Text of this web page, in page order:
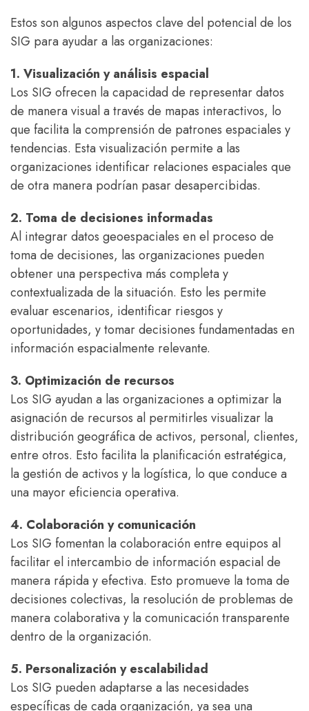
Estos son algunos aspectos clave del potencial de los
SIG para ayudar a las organizaciones:
1. Visualización y análisis espacial
Los SIG ofrecen la capacidad de representar datos
de manera visual a través de mapas interactivos, lo
que facilita la comprensión de patrones espaciales y
tendencias. Esta visualización permite a las
organizaciones identificar relaciones espaciales que
de otra manera podrían pasar desapercibidas.
2. Toma de decisiones informadas
Al integrar datos geoespaciales en el proceso de
toma de decisiones, las organizaciones pueden
obtener una perspectiva más completa y
contextualizada de la situación. Esto les permite
evaluar escenarios, identificar riesgos y
oportunidades, y tomar decisiones fundamentadas en
información espacialmente relevante.
3. Optimización de recursos
Los SIG ayudan a las organizaciones a optimizar la
asignación de recursos al permitirles visualizar la
distribución geográfica de activos, personal, clientes,
entre otros. Esto facilita la planificación estratégica,
la gestión de activos y la logística, lo que conduce a
una mayor eficiencia operativa.
4. Colaboración y comunicación
Los SIG fomentan la colaboración entre equipos al
facilitar el intercambio de información espacial de
manera rápida y efectiva. Esto promueve la toma de
decisiones colectivas, la resolución de problemas de
manera colaborativa y la comunicación transparente
dentro de la organización.
5. Personalización y escalabilidad
Los SIG pueden adaptarse a las necesidades
específicas de cada organización, ya sea una